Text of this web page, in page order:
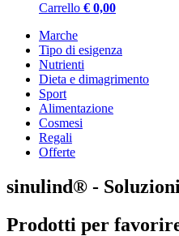
Carrello € 0,00
Marche
Tipo di esigenza
Nutrienti
Dieta e dimagrimento
Sport
Alimentazione
Cosmesi
Regali
Offerte
sinulind® -
Prodotti per